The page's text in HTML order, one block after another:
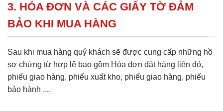
3. HÓA ĐƠN VÀ CÁC GIẤY TỜ ĐẢM
BẢO KHI MUA HÀNG
Sau khi mua hàng quý khách sẽ được cung cấp những hồ
sơ chứng từ hợp lệ bao gồm Hóa đơn đặt hàng liên đỏ,
phiếu giao hàng, phiếu xuất kho, phiếu giao hàng, phiếu
bảo hành ....